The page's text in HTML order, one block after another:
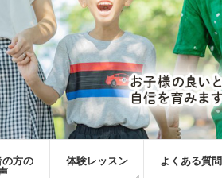
の方の
体験レッスン よくある質問